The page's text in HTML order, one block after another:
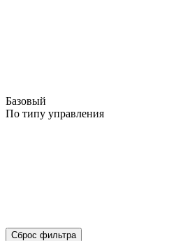
Базовый
По типу управления
Сброс фильтра